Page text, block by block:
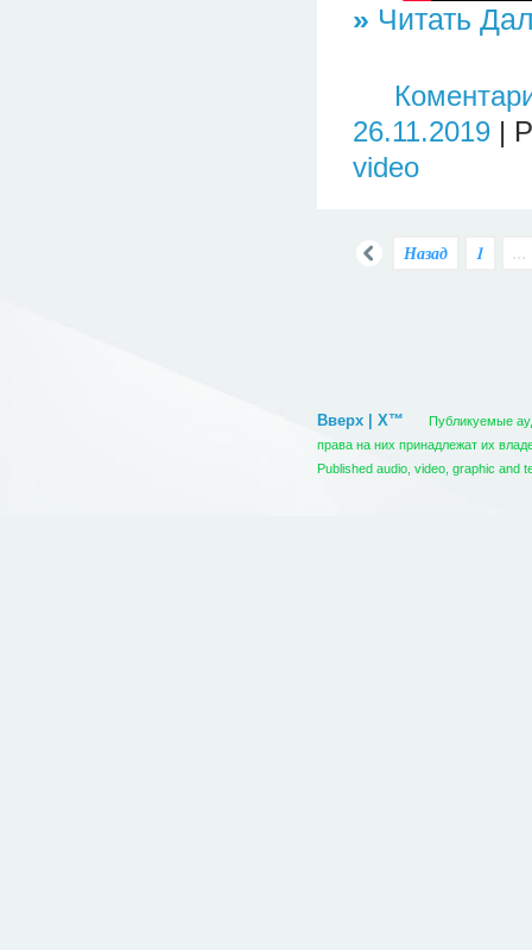
» Читать
26.11.2019 |
video
Назад 1 ...
Вверх | X™
Публикуемые
права на них принадлежат их
Published audio, video, graphic